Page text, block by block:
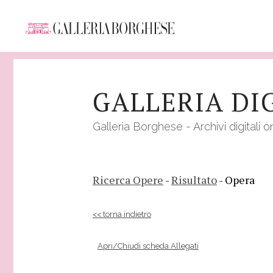
GALLERIA
Galleria Borghese - Archivi digitali
Ricerca Opere -Risultato- Opera
<< torna indietro
Apri/Chiudi scheda Allegati